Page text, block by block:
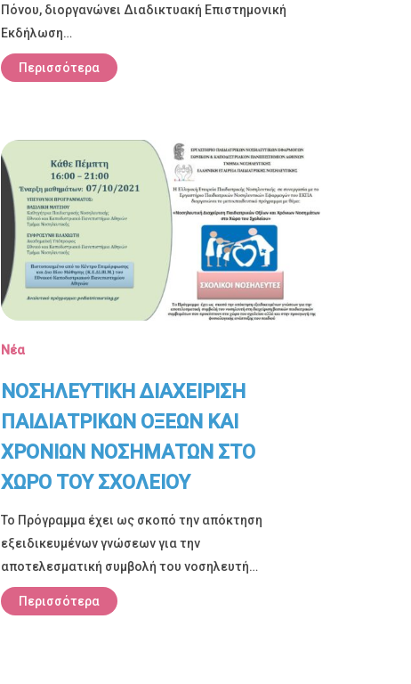
Πόνου, διοργανώνει Διαδικτυακή Επιστημονική
Εκδήλωση…
Περισσότερα
Νέα
ΝΟΣΗΛΕΥΤΙΚΗ ΔΙΑΧΕΙΡΙΣΗ
ΠΑΙΔΙΑΤΡΙΚΩΝ ΟΞΕΩΝ ΚΑΙ
ΧΡΟΝΙΩΝ ΝΟΣΗΜΑΤΩΝ ΣΤΟ
ΧΩΡΟ ΤΟΥ ΣΧΟΛΕΙΟΥ
Το Πρόγραμμα έχει ως σκοπό την απόκτηση
εξειδικευμένων γνώσεων για την
αποτελεσματική συμβολή του νοσηλευτή…
Περισσότερα